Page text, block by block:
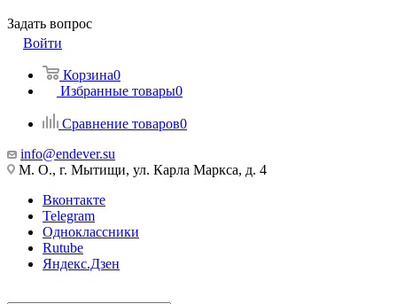
Задать вопрос
Войти
Корзина0
Избранные товары0
Сравнение товаров0
info@endever.su
М. О., г. Мытищи, ул. Карла Маркса, д. 4
Вконтакте
Telegram
Одноклассники
Rutube
Яндекс.Дзен